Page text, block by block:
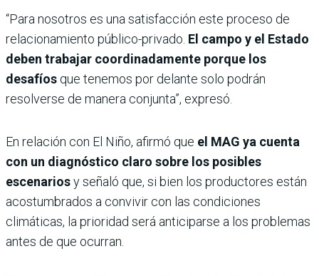
“Para nosotros es una satisfacción este proceso de
relacionamiento público-privado. El campo y el Estado
deben trabajar coordinadamente porque los
desafíos que tenemos por delante solo podrán
resolverse de manera conjunta”, expresó.
En relación con El Niño, afirmó que el MAG ya cuenta
con un diagnóstico claro sobre los posibles
escenariosy señaló que, si bien los productores están
acostumbrados a convivir con las condiciones
climáticas, la prioridad será anticiparse a los problemas
antes de que ocurran.